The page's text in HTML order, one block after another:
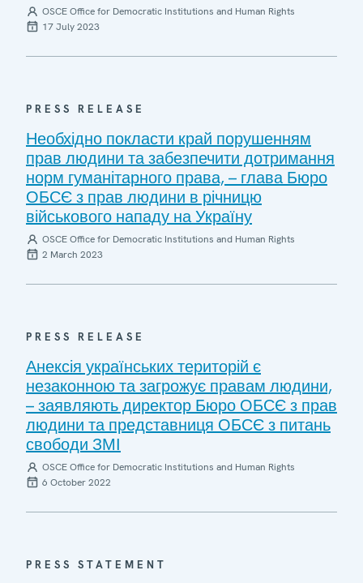
OSCE Office for Democratic Institutions and Human Rights
17 July 2023
PRESS RELEASE
Необхідно покласти край порушенням
прав людини та забезпечити дотримання
норм гуманітарного права, – глава Бюро
ОБСЄ з прав людини в річницю
військового нападу на Україну
OSCE Office for Democratic Institutions and Human Rights
2 March 2023
PRESS RELEASE
Анексія українських територій є
незаконною та загрожує правам людини,
– заявляють директор Бюро ОБСЄ з прав
людини та представниця ОБСЄ з питань
свободи ЗМІ
OSCE Office for Democratic Institutions and Human Rights
6 October 2022
PRESS STATEMENT